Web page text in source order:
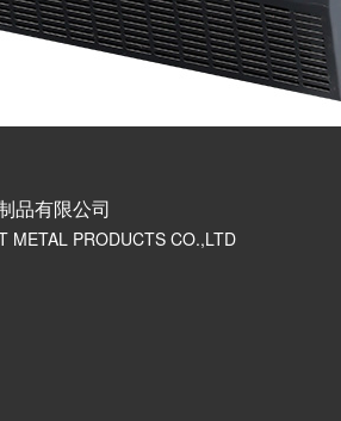
品有限公司
METAL PRODUCTS CO.,LTD